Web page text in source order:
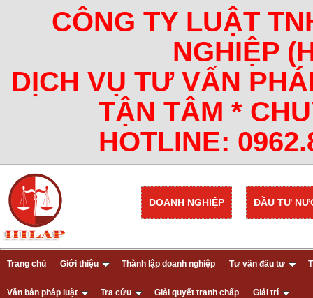
CÔNG TY LUẬT
NGHIỆP
DỊCH VỤ TƯ VẤN
TẬN TÂM *
HOTLINE:
ĐẦU TƯ
DOANH NGHIỆP
Trang chủ Giới thiệu Thành lập doanh nghiệp Tư vấn đầu tư
Văn bản pháp luật Tra cứu GIải quyết tranh chấp Giải trí